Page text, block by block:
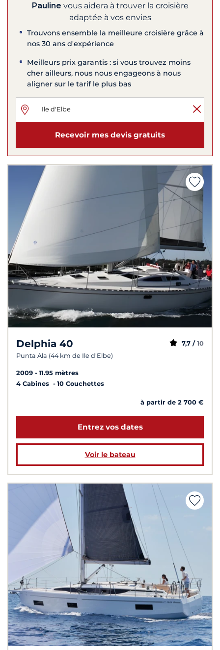
Pauline vous aidera à trouver la croisière
adaptée à vos envies
Trouvons ensemble la meilleure croisière grâce à
nos 30 ans d'expérience
Meilleurs prix garantis : si vous trouvez moins
cher ailleurs, nous nous engageons à nous
aligner sur le tarif le plus bas
Recevoir mes devis gratuits
Delphia 40
Punta Ala (44 km de Ile d'Elbe)
7,7 / 10
2009
11.95 mètres
4 Cabines
10 Couchettes
à partir de 2 700 €
Entrez vos dates
Voir le bateau